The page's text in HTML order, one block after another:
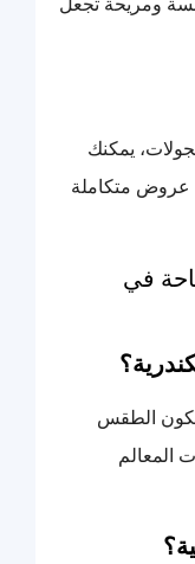
يمكنك
عروض متكاملة
في
الطقس
المعالم